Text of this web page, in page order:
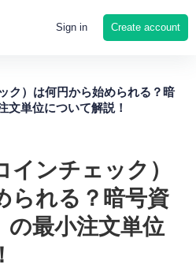
Sign in Create account
ク）は何円から始められる？暗
文単位について解説！
ンチェック）
られる？暗号資
の最小注文単位